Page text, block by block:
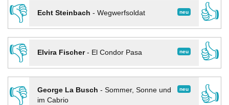
👎
neu
Echt Steinbach - Wegwerfsoldat
👍
👎
neu
Elvira Fischer- El Condor Pasa
👍
👎
neu
George La Busch - Sommer, Sonne und
im Cabrio
👍